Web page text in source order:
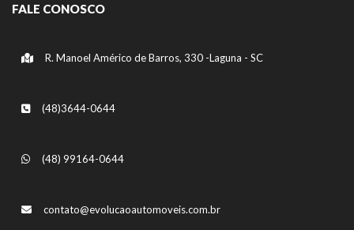
FALE CONOSCO
R. Manoel Américo de Barros, 330 -Laguna - SC
(48)3644-0644
(48) 99164-0644
contato@evolucaoautomoveis.com.br